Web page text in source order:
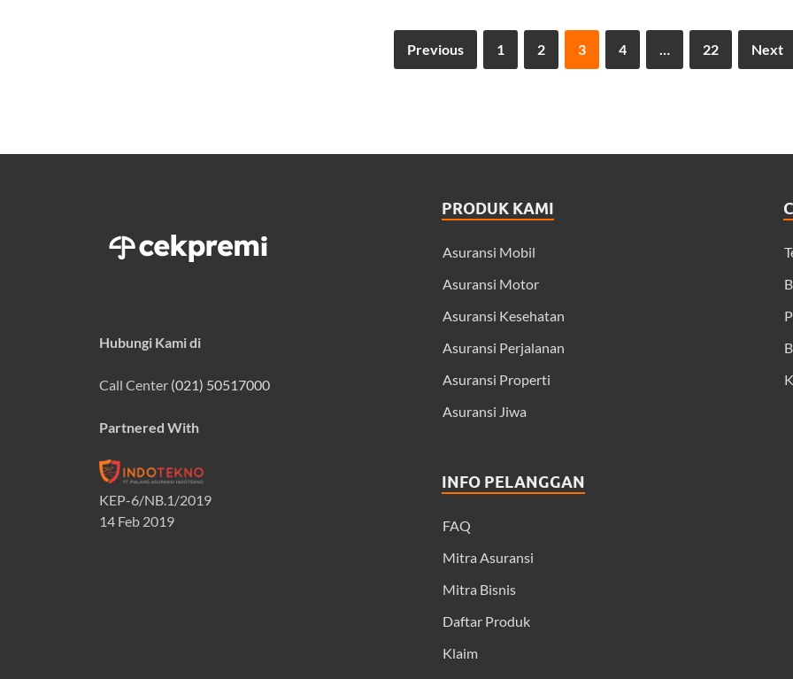
Previous 1 2 3 4 … 22 Next
Hubungi Kami di
Call Center (021) 50517000
Partnered With
KEP-6/NB.1/2019
14 Feb 2019
PRODUK KAMI
Asuransi Mobil
Asuransi Motor
Asuransi Kesehatan
Asuransi Perjalanan
Asuransi Properti
Asuransi Jiwa
INFO PELANGGAN
FAQ
Mitra Asuransi
Mitra Bisnis
Daftar Produk
Klaim